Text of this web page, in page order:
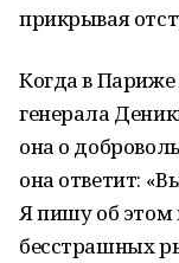
прикрывая
Когда в
генерала
она о
она ответит:
Я пишу об этом
бесстрашных